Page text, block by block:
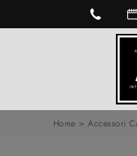
Home > Accessori